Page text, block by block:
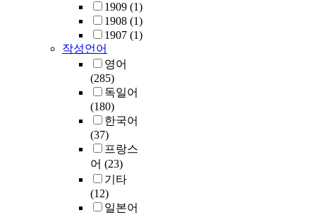
1909 (1)
1908 (1)
1907 (1)
작성언어
영어
(285)
독일어
(180)
한국어
(37)
프랑스
어 (23)
기타
(12)
일본어